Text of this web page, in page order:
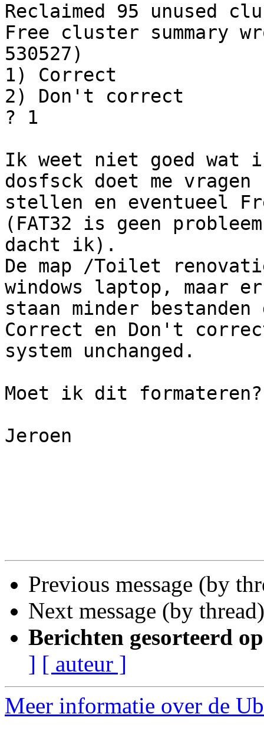
Reclaimed 95 unused
Free cluster summary
530527)
1) Correct
2) Don't correct
? 1
Ik weet niet goed wat
dosfsck doet me vragen
stellen en eventueel
(FAT32 is geen
dacht ik).
De map /Toilet
windows laptop, maar
staan minder
Correct en Don't
system unchanged.
Moet ik dit
Jeroen
Previous message (by
Next message (by
Berichten gesorteerd
] [ auteur ]
Meer informatie over de